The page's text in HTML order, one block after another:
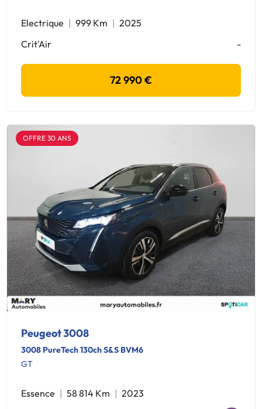
Electrique 999 Km
2025
Crit'Air
-
72 990 €
OFFRE 30 ANS
Peugeot 3008
3008 PureTech 130ch S&S BVM6
GT
Essence 58 814 Km
2023